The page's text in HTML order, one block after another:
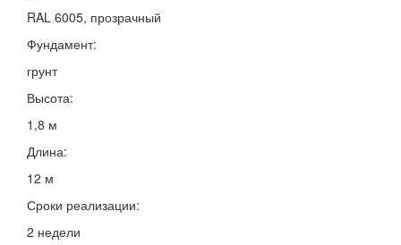
RAL 6005, прозрачный
Фундамент:
грунт
Высота:
1,8 м
Длина:
12 м
Сроки реализации:
2 недели